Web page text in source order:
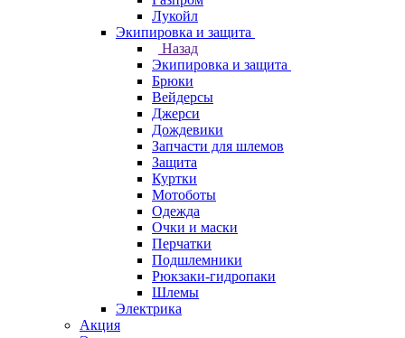
Лукойл
Экипировка и защита
Назад
Экипировка и защита
Брюки
Вейдерсы
Джерси
Дождевики
Запчасти для шлемов
Защита
Куртки
Мотоботы
Одежда
Очки и маски
Перчатки
Подшлемники
Рюкзаки-гидропаки
Шлемы
Электрика
Акция